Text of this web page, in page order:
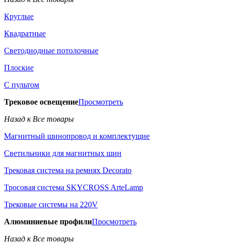
Круглые
Квадратные
Светодиодные потолочные
Плоские
С пультом
Трековое освещениеПросмотреть
Назад к Все товары
Магнитный шинопровод и комплектущие
Светильники для магнитных шин
Трековая система на ремнях Decorato
Тросовая система SKYCROSS ArteLamp
Трековые системы на 220V
Алюминиевые профилиПросмотреть
Назад к Все товары